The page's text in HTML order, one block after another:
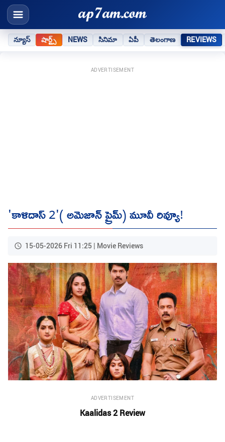
న్యూస్ షార్ట్స్ NEWS సినిమా ఏపీ తెలంగాణ REVIEWS
ADVERTISEMENT
'కాళిదాస్ 2'( అమెజాన్ ప్రైమ్) మూవీ రివ్యూ!
15-05-2026 Fri 11:25 | Movie Reviews
ADVERTISEMENT
Kaalidas 2 Review